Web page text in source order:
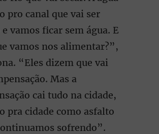
pro canal que vai ser
e vamos ficar sem água. E
vamos nos alimentar?”,
“Eles dizem que vai
Mas a
cai tudo na cidade,
pra cidade como asfalto
sofrendo”.